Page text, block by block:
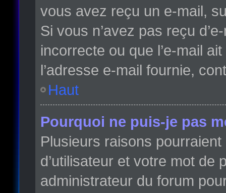
vous avez reçu un e-mail,
Si vous n’avez pas reçu
incorrecte ou que l’e-mail
l’adresse e-mail fournie,
Haut
Pourquoi ne puis-je pas
Plusieurs raisons
d’utilisateur et votre mot de
administrateur du forum